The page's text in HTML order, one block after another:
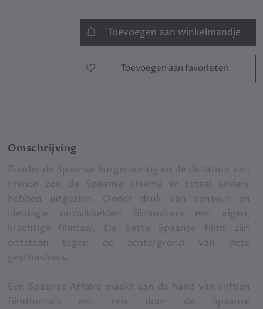
Toevoegen aan winkelmandje
Toevoegen aan favorieten
Omschrijving
Zonder de Spaanse Burgeroorlog en de dictatuur van
Franco zou de Spaanse cinema er totaal anders
hebben uitgezien. Onder druk van censuur en
ideologie ontwikkelden filmmakers een eigen,
krachtige filmtaal. De beste Spaanse films zijn
ontstaan tegen de achtergrond van deze
geschiedenis.
Een Spaanse Affaire maakt aan de hand van vijftien
filmthema’s een reis door de Spaanse